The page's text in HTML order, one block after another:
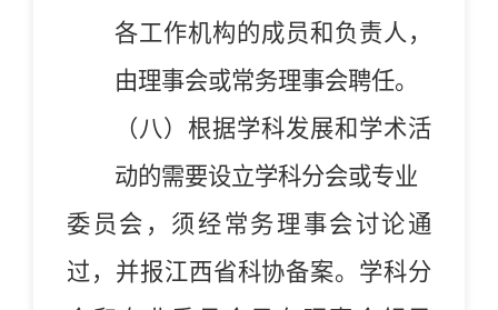
各工作机构的成员和负责人，
由理事会或常务理事会聘任。
（八）根据学科发展和学术活
动的需要设立学科分会或专业
委员会，须经常务理事会讨论通
过，并报江西省科协备案。学科分